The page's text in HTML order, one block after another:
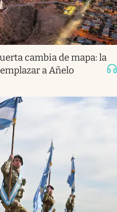
cambia de mapa: la
a Añelo